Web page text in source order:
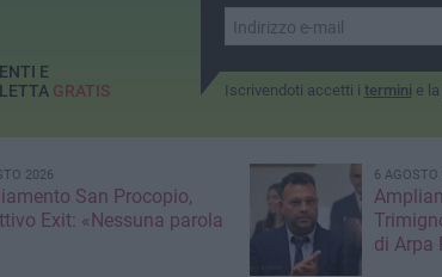
Iscrivendoti accetti i termini e la
E
GRATIS
2026
San Procopio,
Exit: «Nessuna parola
6 AGOSTO
di Arpa